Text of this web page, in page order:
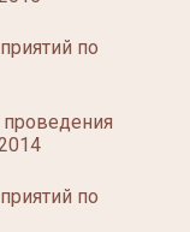
по
по